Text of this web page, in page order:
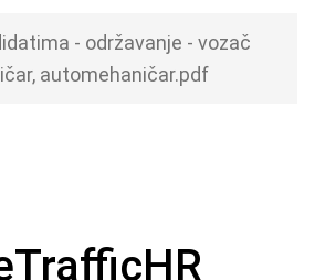
- održavanje - vozač
automehaničar.pdf